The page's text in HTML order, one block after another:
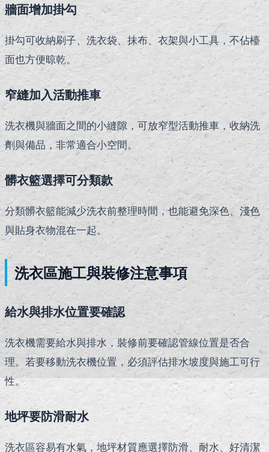
牆面增加掛勾
掛勾可收納刷子、洗衣袋、抹布、衣架與小工具，不佔檯
面也方便晾乾。
窄縫加入活動推車
洗衣機與牆面之間的小縫隙，可放窄型活動推車，收納洗
劑與備品，非常適合小空間。
髒衣籃選擇可分類款
分類髒衣籃能減少洗衣前整理時間，也能避免深色、淺色
與貼身衣物混在一起。
洗衣區施工與裝修注意事項
給水與排水位置要確認
洗衣機需要給水與排水，裝修前要確認管線位置是否合
理。若要移動洗衣機位置，必須評估排水坡度與施工可行
性。
地坪要防滑耐水
洗衣區容易有水氣，地坪材質應選擇防滑、耐水、好清潔